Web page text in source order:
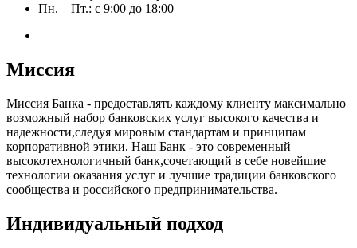
Пн. – Пт.: с 9:00 до 18:00
Миссия
Миссия Банка - предоставлять каждому клиенту максимально
возможный набор банковских услуг высокого качества и
надежности,следуя мировым стандартам и принципам
корпоративной этики. Наш Банк - это современный
высокотехнологичный банк,сочетающий в себе новейшие
технологии оказания услуг и лучшие традиции банковского
сообщества и российского предпринимательства.
Индивидуальный подход